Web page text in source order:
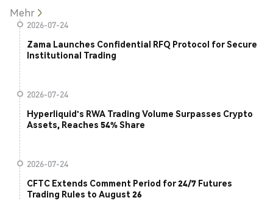
Mehr
2026-07-24
Zama Launches Confidential RFQ Protocol for Secure
Institutional Trading
2026-07-24
Hyperliquid's RWA Trading Volume Surpasses Crypto
Assets, Reaches 54% Share
2026-07-24
CFTC Extends Comment Period for 24/7 Futures
Trading Rules to August 26